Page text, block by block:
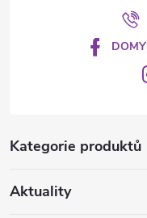
Kategorie produktů
Aktuality